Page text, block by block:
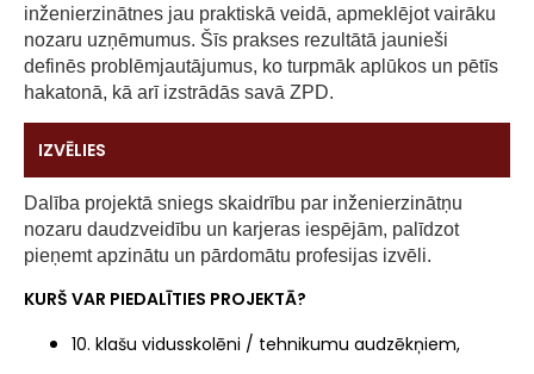
inženierzinātnes jau praktiskā veidā, apmeklējot vairāku
nozaru uzņēmumus. Šīs prakses rezultātā jaunieši
definēs problēmjautājumus, ko turpmāk aplūkos un pētīs
hakatonā, kā arī izstrādās savā ZPD.
IZVĒLIES
Dalība projektā sniegs skaidrību par inženierzinātņu
nozaru daudzveidību un karjeras iespējām, palīdzot
pieņemt apzinātu un pārdomātu profesijas izvēli.
KURŠ VAR PIEDALĪTIES PROJEKTĀ?
10. klašu vidusskolēni / tehnikumu audzēkņiem,